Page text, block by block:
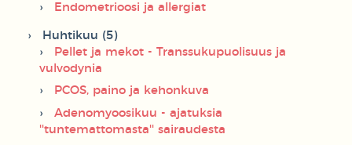
Endometrioosi ja allergiat
Huhtikuu (5)
Pellet ja mekot - Transsukupuolisuus ja
vulvodynia
PCOS, paino ja kehonkuva
Adenomyoosikuu - ajatuksia
''tuntemattomasta'' sairaudesta